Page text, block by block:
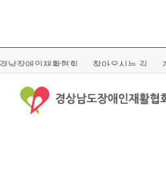
경남장애인재활협회 찾아오시는 길